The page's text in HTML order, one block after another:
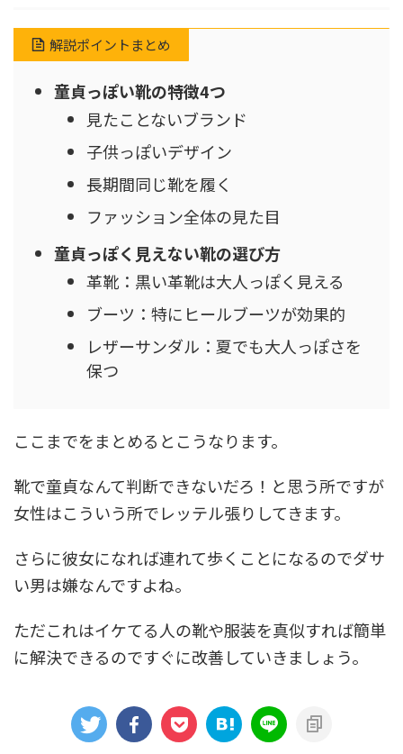
解説ポイントまとめ
童貞っぽい靴の特徴4つ
見たことないブランド
子供っぽいデザイン
長期間同じ靴を履く
ファッション全体の見た目
童貞っぽく見えない靴の選び方
革靴：黒い革靴は大人っぽく見える
ブーツ：特にヒールブーツが効果的
レザーサンダル：夏でも大人っぽさを
保つ
ここまでをまとめるとこうなります。
靴で童貞なんて判断できないだろ！と思う所ですが
女性はこういう所でレッテル張りしてきます。
さらに彼女になれば連れて歩くことになるのでダサ
い男は嫌なんですよね。
ただこれはイケてる人の靴や服装を真似すれば簡単
に解決できるのですぐに改善していきましょう。